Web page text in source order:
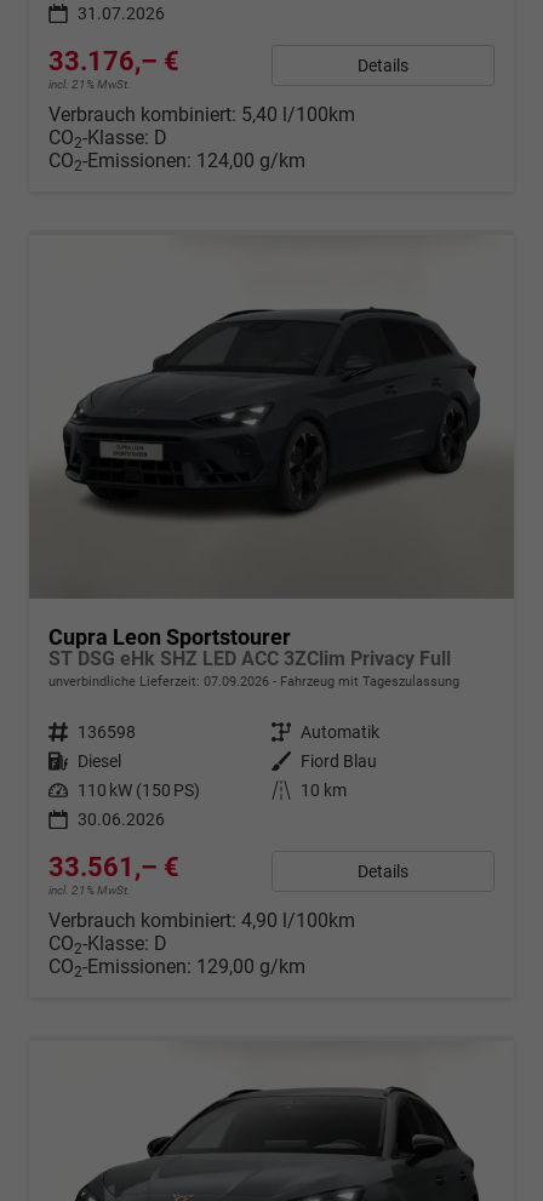
31.07.2026
33.176,– €
incl. 21% MwSt.
Details
Verbrauch kombiniert: 5,40 l/100km
CO2-Klasse: D
CO2-Emissionen: 124,00 g/km
Cupra Leon Sportstourer
ST DSG eHk SHZ LED ACC 3ZClim Privacy Full
unverbindliche Lieferzeit: 07.09.2026 Fahrzeug mit Tageszulassung
Fahrzeugnr. 136598 Getriebe Automatik
Kraftstoff Diesel Außenfarbe Fiord Blau
Leistung 110 kW (150 PS) Kilometerstand
10 km
30.06.2026
33.561,– €
incl. 21% MwSt.
Details
Verbrauch kombiniert: 4,90 l/100km
CO2-Klasse: D
CO2-Emissionen: 129,00 g/km